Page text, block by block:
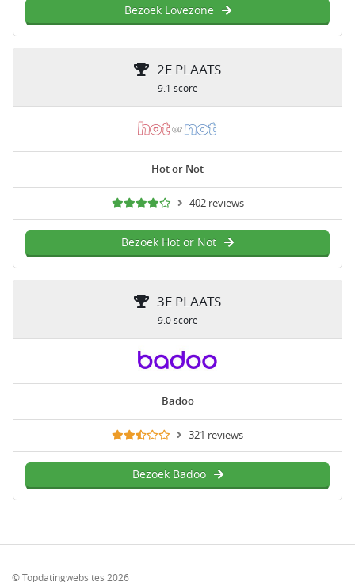
Bezoek Lovezone
2E PLAATS
9.1 score
Hot or Not
402 reviews
Bezoek Hot or Not
3E PLAATS
9.0 score
Badoo
321 reviews
Bezoek Badoo
© Topdatingwebsites 2026